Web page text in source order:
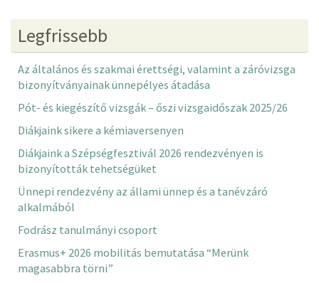
Legfrissebb
Az általános és szakmai érettségi, valamint a záróvizsga
bizonyítványainak ünnepélyes átadása
Pót- és kiegészítő vizsgák – őszi vizsgaidőszak 2025/26
Diákjaink sikere a kémiaversenyen
Diákjaink a Szépségfesztivál 2026 rendezvényen is
bizonyították tehetségüket
Ünnepi rendezvény az állami ünnep és a tanévzáró
alkalmából
Fodrász tanulmányi csoport
Erasmus+ 2026 mobilitás bemutatása “Merünk
magasabbra törni”